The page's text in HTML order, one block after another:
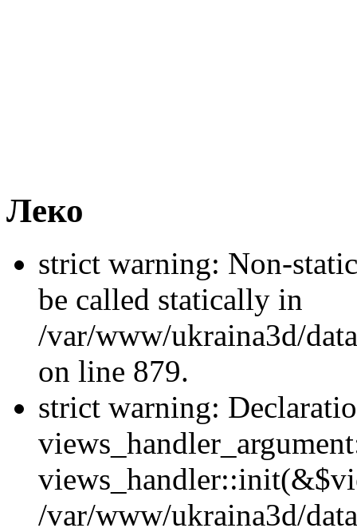
Леко
strict warning: Non-
be called statically in
/var/www/ukraina3d/
on line 879.
strict warning:
/var/www/ukraina3d/